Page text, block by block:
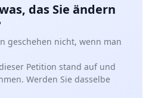
das Sie ändern
geschehen nicht, wenn man
Petition stand auf und
Werden Sie dasselbe